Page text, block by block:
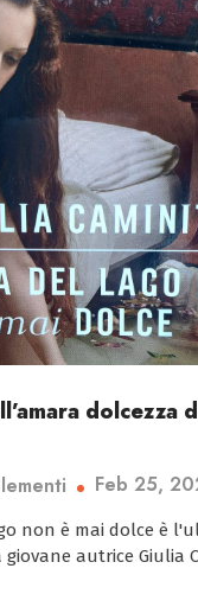
dolcezza
Feb 25,
non è mai dolce è
autrice Giulia